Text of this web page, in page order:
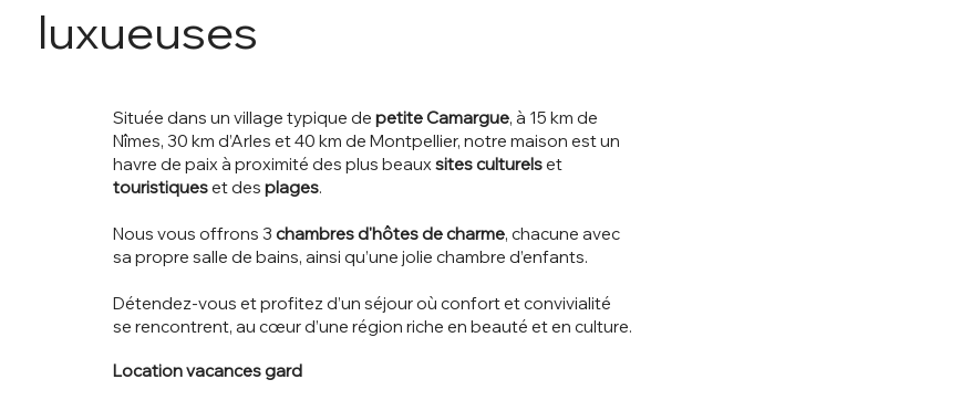
luxueuses
Située dans un village typique de petite Camargue, à 15 km de
Nîmes, 30 km d’Arles et 40 km de Montpellier, notre maison est un
havre de paix à proximité des plus beaux sites culturelset
touristiqueset des plages.
Nous vous offrons 3 chambres d'hôtes de charme, chacune avec
sa propre salle de bains, ainsi qu’une jolie chambre d’enfants.
Détendez-vous et profitez d’un séjour où confort et convivialité
se rencontrent, au cœur d’une région riche en beauté et en culture.
Location vacances gard